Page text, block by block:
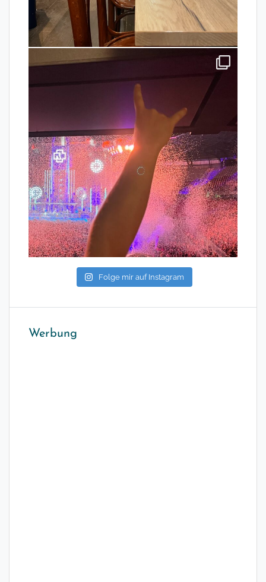
Folge mir auf Instagram
Werbung